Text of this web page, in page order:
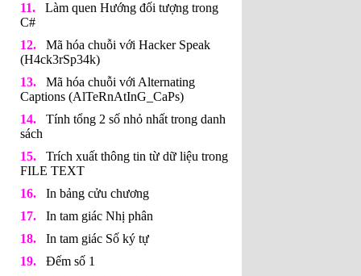
Làm quen Hướng đối tượng trong
C#
Mã hóa chuỗi với Hacker Speak
(H4ck3rSp34k)
Mã hóa chuỗi với Alternating
Captions (AlTeRnAtInG_CaPs​​​​​)
Tính tổng 2 số nhỏ nhất trong danh
sách
Trích xuất thông tin từ dữ liệu trong
FILE TEXT
In bảng cửu chương
In tam giác Nhị phân
In tam giác Số ký tự
Đếm số 1